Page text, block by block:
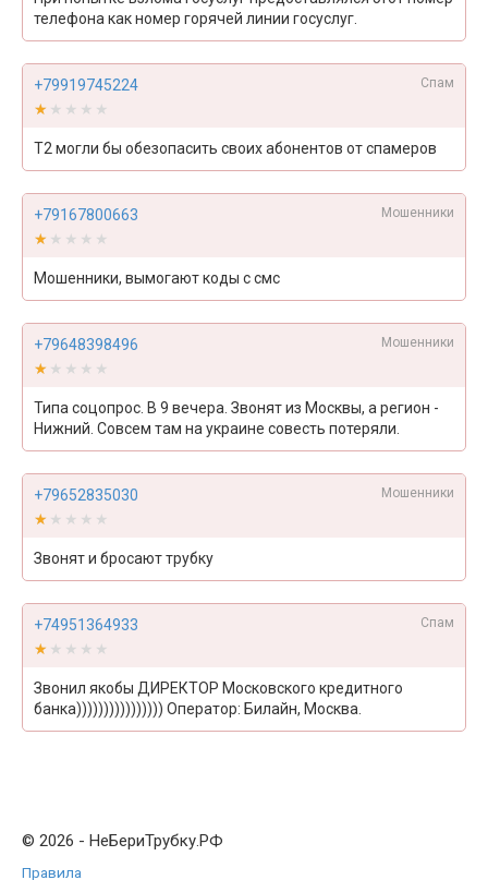
телефона как номер горячей линии госуслуг.
+79919745224 Спам
★★★★★
★★★★★
Т2 могли бы обезопасить своих абонентов от спамеров
+79167800663 Мошенники
★★★★★
★★★★★
Мошенники, вымогают коды с смс
+79648398496 Мошенники
★★★★★
★★★★★
Типа соцопрос. В 9 вечера. Звонят из Москвы, а регион -
Нижний. Совсем там на украине совесть потеряли.
+79652835030 Мошенники
★★★★★
★★★★★
Звонят и бросают трубку
+74951364933 Спам
★★★★★
★★★★★
Звонил якобы ДИРЕКТОР Московского кредитного
банка)))))))))))))))) Оператор: Билайн, Москва.
© 2026 - НеБериТрубку.РФ
Правила